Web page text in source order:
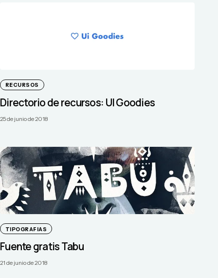
RECURSOS
Directorio de recursos: UI Goodies
25 de junio de 2018
TIPOGRAFIAS
Fuente gratis Tabu
21 de junio de 2018